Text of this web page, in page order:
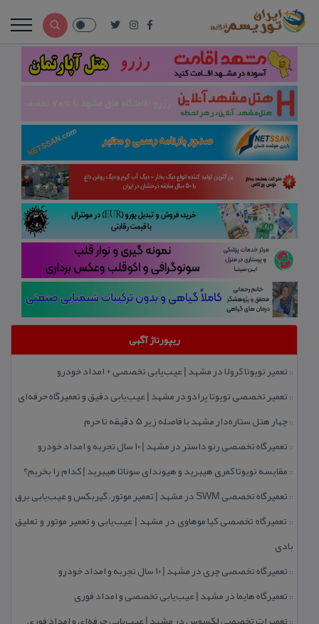
ریپورتاژ آگهی
:: تعمیر تویوتا كرولا در مشهد | عیب‌یابی تخصصی + امداد خودرو
:: تعمیر تخصصی تویوتا پرادو در مشهد | عیب‌یابی دقیق و تعمیرگاه حرفه‌ای
::چهار هتل‌ ستاره‌دار مشهد با فاصله زیر 5 دقیقه تا حرم
:: تعمیرگاه تخصصی رنو داستر در مشهد | ۱۰ سال تجربه و امداد خودرو
:: مقایسه تویوتا كمری هیبرید و هیوندای سوناتا هیبرید | كدام را بخریم؟
:: تعمیرگاه تخصصی SWM در مشهد | تعمیر موتور، گیربكس و عیب‌یابی برق
:: تعمیرگاه تخصصی كیا موهاوی در مشهد | عیب‌یابی و تعمیر موتور و تعلیق
بادی
:: تعمیرگاه تخصصی چری در مشهد | ۱۰ سال تجربه و امداد خودرو
:: تعمیرگاه هایما در مشهد | عیب‌یابی تخصصی و امداد فوری